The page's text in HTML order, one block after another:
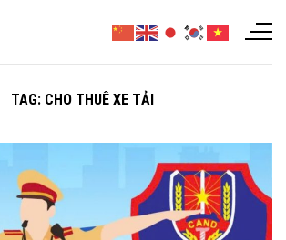
TAG: CHO THUÊ XE TẢI